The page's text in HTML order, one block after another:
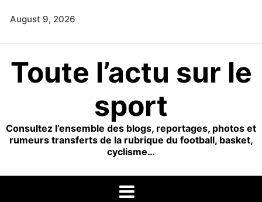
August 9, 2026
Toute l’actu sur le
sport
Consultez l’ensemble des blogs, reportages, photos et
rumeurs transferts de la rubrique du football, basket,
cyclisme…